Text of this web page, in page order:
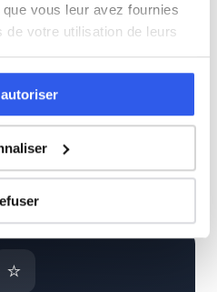
vous leur avez fournies
votre utilisation de leurs
& Adultes)
⭐